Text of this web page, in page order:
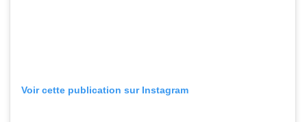
Voir cette publication sur Instagram